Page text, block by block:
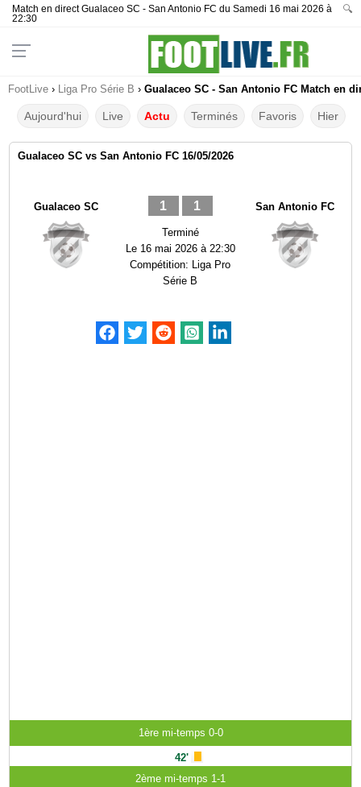
Match en direct Gualaceo SC - San Antonio FC du Samedi 16 mai 2026 à
22:30
🔍
FootLive › Liga Pro Série B › Gualaceo SC - San Antonio FC Match en
Aujourd'hui Live Actu Terminés Favoris Hier
Gualaceo SC vs San Antonio FC 16/05/2026
Gualaceo SC 1 1
Terminé
Le 16 mai 2026 à 22:30
Compétition: Liga Pro
Série B
San Antonio FC
1ère mi-temps 0-0
42'
2ème mi-temps 1-1